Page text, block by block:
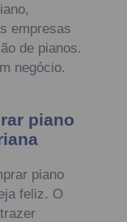
empresas
de pianos.
negócio.
piano
piano
feliz. O